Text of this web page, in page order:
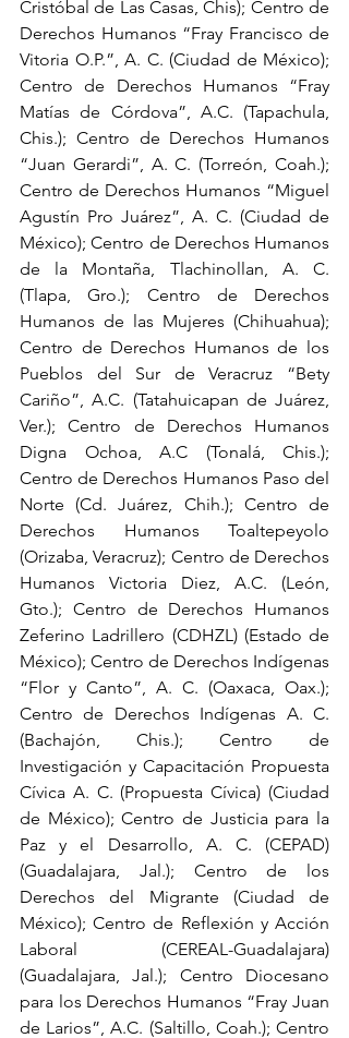
Cristóbal de Las Casas, Chis); Centro de
Derechos Humanos “Fray Francisco de
Vitoria O.P.”, A. C. (Ciudad de México);
Centro de Derechos Humanos “Fray
Matías de Córdova”, A.C. (Tapachula,
Chis.); Centro de Derechos Humanos
“Juan Gerardi”, A. C. (Torreón, Coah.);
Centro de Derechos Humanos “Miguel
Agustín Pro Juárez”, A. C. (Ciudad de
México); Centro de Derechos Humanos
de la Montaña, Tlachinollan, A. C.
(Tlapa, Gro.); Centro de Derechos
Humanos de las Mujeres (Chihuahua);
Centro de Derechos Humanos de los
Pueblos del Sur de Veracruz “Bety
Cariño”, A.C. (Tatahuicapan de Juárez,
Ver.); Centro de Derechos Humanos
Digna Ochoa, A.C (Tonalá, Chis.);
Centro de Derechos Humanos Paso del
Norte (Cd. Juárez, Chih.); Centro de
Derechos Humanos Toaltepeyolo
(Orizaba, Veracruz); Centro de Derechos
Humanos Victoria Diez, A.C. (León,
Gto.); Centro de Derechos Humanos
Zeferino Ladrillero (CDHZL) (Estado de
México); Centro de Derechos Indígenas
“Flor y Canto”, A. C. (Oaxaca, Oax.);
Centro de Derechos Indígenas A. C.
(Bachajón, Chis.); Centro de
Investigación y Capacitación Propuesta
Cívica A. C. (Propuesta Cívica) (Ciudad
de México); Centro de Justicia para la
Paz y el Desarrollo, A. C. (CEPAD)
(Guadalajara, Jal.); Centro de los
Derechos del Migrante (Ciudad de
México); Centro de Reflexión y Acción
Laboral (CEREAL-Guadalajara)
(Guadalajara, Jal.); Centro Diocesano
para los Derechos Humanos “Fray Juan
de Larios”, A.C. (Saltillo, Coah.); Centro